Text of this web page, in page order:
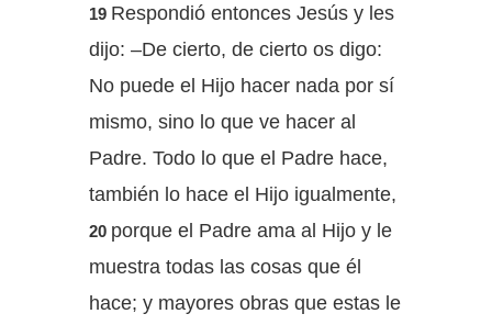
19 Respondió entonces Jesús y les
dijo: –De cierto, de cierto os digo:
No puede el Hijo hacer nada por sí
mismo, sino lo que ve hacer al
Padre. Todo lo que el Padre hace,
también lo hace el Hijo igualmente,
20 porque el Padre ama al Hijo y le
muestra todas las cosas que él
hace; y mayores obras que estas le